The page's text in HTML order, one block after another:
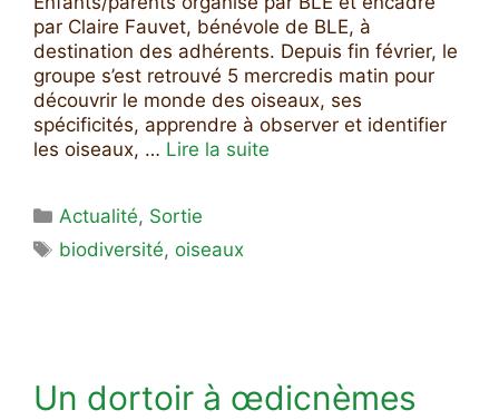
par Claire Fauvet, bénévole de BLE, à
destination des adhérents. Depuis fin février, le
groupe s’est retrouvé 5 mercredis matin pour
découvrir le monde des oiseaux, ses
spécificités, apprendre à observer et identifier
les oiseaux, … Lire la suite
Catégories
Actualité, Sortie
Étiquettes
biodiversité,oiseaux
Un dortoir à œdicnèmes